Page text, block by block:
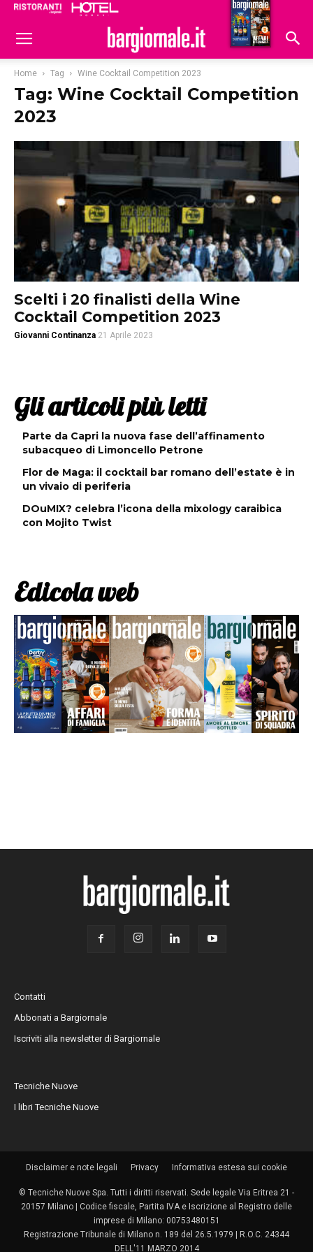
Hoteldomani
Home Tag Wine Cocktail Competition 2023
Tag: Wine Cocktail Competition
2023
Scelti i 20 finalisti della Wine
Cocktail Competition 2023
Giovanni Continanza 21 Aprile 2023
Gli articoli più letti
Parte da Capri la nuova fase dell’affinamento
subacqueo di Limoncello Petrone
Flor de Maga: il cocktail bar romano dell’estate è in
un vivaio di periferia
DOuMIX? celebra l’icona della mixology caraibica
con Mojito Twist
Edicola web
Contatti
Abbonati a Bargiornale
Iscriviti alla newsletter di Bargiornale
Tecniche Nuove
I libri Tecniche Nuove
Disclaimer e note legali Privacy Informativa estesa sui cookie
© Tecniche Nuove Spa. Tutti i diritti riservati. Sede legale Via Eritrea 21 -
20157 Milano | Codice fiscale, Partita IVA e Iscrizione al Registro delle
imprese di Milano: 00753480151
Registrazione Tribunale di Milano n. 189 del 26.5.1979 | R.O.C. 24344
DELL'11 MARZO 2014